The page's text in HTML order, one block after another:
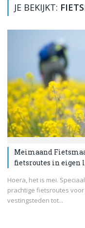
JE BEKIJKT:
Meimaand
fietsroutes in eigen
Hoera, het is mei.
prachtige fietsroutes
vestingsteden tot...